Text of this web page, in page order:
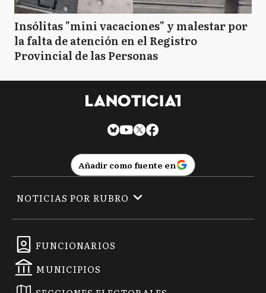
Insólitas "mini vacaciones" y malestar por
la falta de atención en el Registro
Provincial de las Personas
Añadir como fuente en
FUNCIONARIOS
MUNICIPIOS
NOTICIAS POR RUBRO